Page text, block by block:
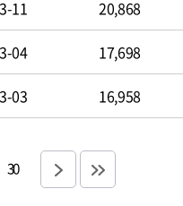
11 20,868
04 17,698
03 16,958
30